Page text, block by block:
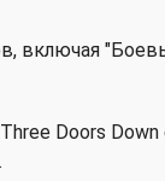
включая
Doors